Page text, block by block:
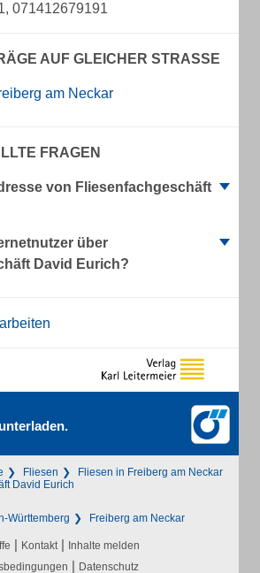
071412679191
AUF GLEICHER STRASSE
am Neckar
FRAGEN
von Fliesenfachgeschäft
über
David Eurich?
Fliesen
Fliesen in Freiberg am Neckar
David Eurich
Württemberg Freiberg am Neckar
| Kontakt | Inhalte melden
| Datenschutz